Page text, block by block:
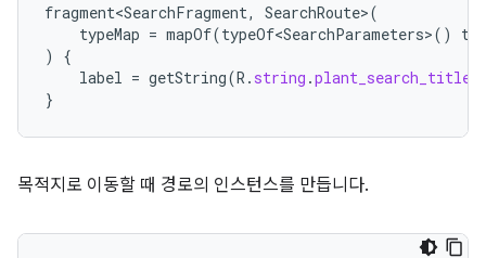
fragment<SearchFragment, SearchRoute>(
typeMap = mapOf(typeOf<SearchParameters>()
to
)
{
label = getString(R . string .plant_search_title
}
목적지로 이동할 때 경로의 인스턴스를 만듭니다.